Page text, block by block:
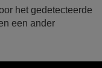
het gedetecteerde
een ander